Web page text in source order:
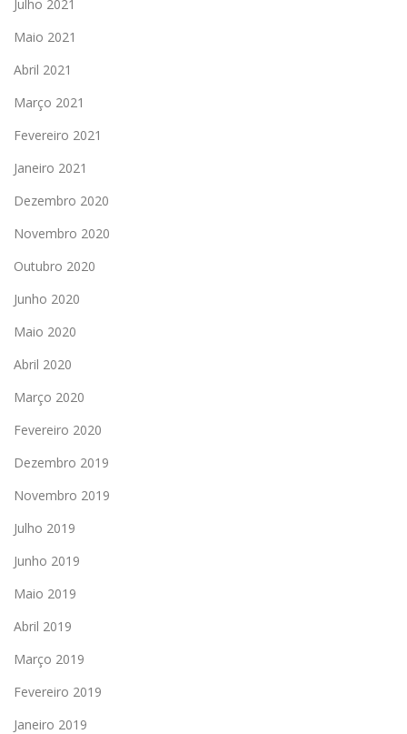
Julho 2021
Maio 2021
Abril 2021
Março 2021
Fevereiro 2021
Janeiro 2021
Dezembro 2020
Novembro 2020
Outubro 2020
Junho 2020
Maio 2020
Abril 2020
Março 2020
Fevereiro 2020
Dezembro 2019
Novembro 2019
Julho 2019
Junho 2019
Maio 2019
Abril 2019
Março 2019
Fevereiro 2019
Janeiro 2019